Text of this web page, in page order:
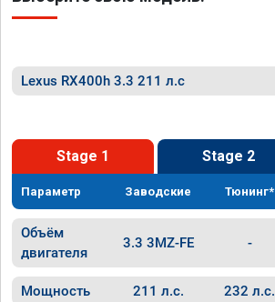
Lexus RX400h 3.3 211 л.с
Stage 1 Stage 2
Параметр Заводские Тюнинг*
Объём
двигателя
3.3 3MZ-FE -
Мощность 211 л.с. 232 л.с.